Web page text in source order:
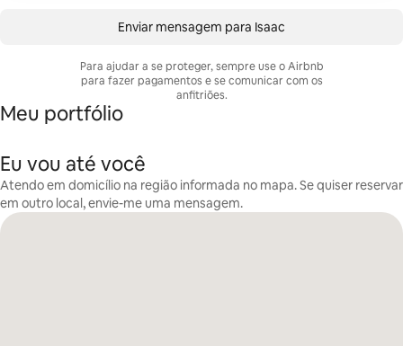
Enviar mensagem para Isaac
Para ajudar a se proteger, sempre use o Airbnb
para fazer pagamentos e se comunicar com os
anfitriões.
Meu portfólio
Eu vou até você
Atendo em domicílio na região informada no mapa. Se quiser reservar
em outro local, envie-me uma mensagem.